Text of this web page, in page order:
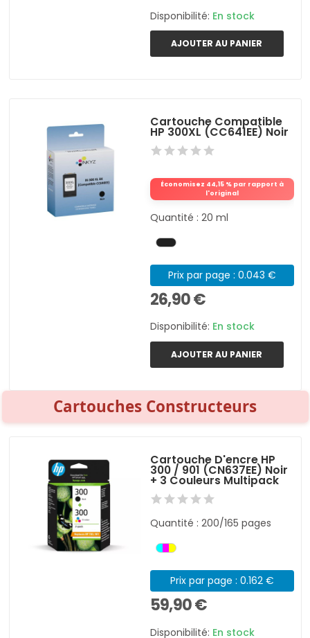
Disponibilité: En stock
AJOUTER AU PANIER
Cartouche Compatible
HP 300XL (CC641EE) Noir
Économisez 44,15 % par rapport à
l'original
Quantité : 20 ml
Prix par page : 0.043 €
26,90 €
Disponibilité: En stock
AJOUTER AU PANIER
Cartouches Constructeurs
Cartouche D'encre HP
300 / 901 (CN637EE) Noir
+ 3 Couleurs Multipack
Quantité : 200/165 pages
Prix par page : 0.162 €
59,90 €
Disponibilité: En stock